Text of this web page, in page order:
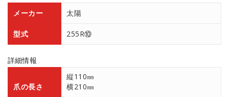
メーカー
太陽
型式 255R⑩
詳細情報
爪の長さ
縦110㎜
横210㎜